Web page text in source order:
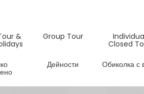
& Group Tour
Closed
Дейности Обиколка с